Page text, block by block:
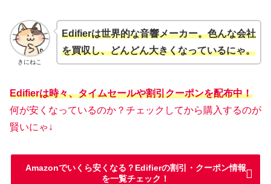
きにねこ
Edifierは世界的な音響メーカー。色んな会社
を買収し、どんどん大きくなっているにゃ。
Edifierは時々、タイムセールや割引クーポンを配布中！
何が安くなっているのか？チェックしてから購入するのが
賢いにゃ↓
Amazonでいくら安くなる？Edifierの割引・クーポン情報
を一覧チェック！